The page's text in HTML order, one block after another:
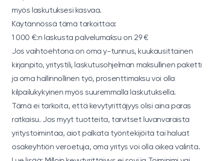
myös laskutuksesi kasvaa.
Käytännössä tämä tarkoittaa:
1 000 €:n laskusta palvelumaksu on 29 €
Jos vaihtoehtona on oma y-tunnus, kuukausittainen
kirjanpito, yritystili, laskutusohjelman maksullinen paketti
ja oma hallinnollinen työ, prosenttimaksu voi olla
kilpailukykyinen myös suuremmalla laskutuksella.
Tämä ei tarkoita, että kevytyrittäjyys olisi aina paras
ratkaisu. Jos myyt tuotteita, tarvitset luvanvaraista
yritystoimintaa, aiot palkata työntekijöitä tai haluat
osakeyhtiön veroetuja, oma yritys voi olla oikea valinta.